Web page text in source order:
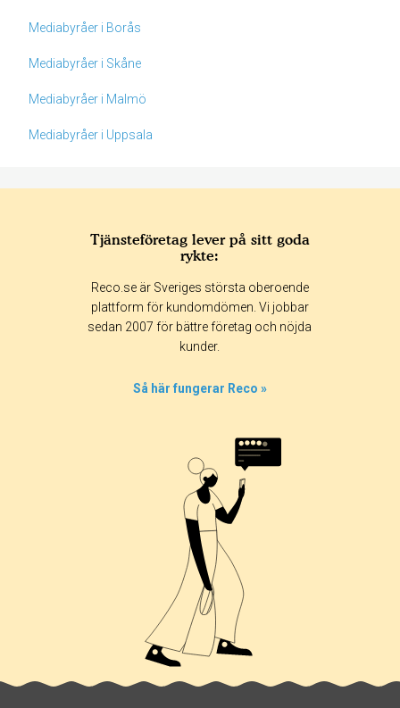
Mediabyråer i Borås
Mediabyråer i Skåne
Mediabyråer i Malmö
Mediabyråer i Uppsala
365 dagar 90 dagar
30 dagar
Tjänsteföretag lever på sitt goda
rykte:
Reco.se är Sveriges största oberoende
plattform för kundomdömen. Vi jobbar
sedan 2007 för bättre företag och nöjda
kunder.
Så här fungerar Reco »